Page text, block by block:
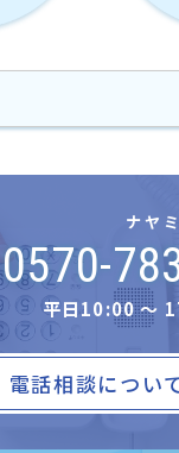
ナヤ
0570-
平日10:00 〜
電話相談につい